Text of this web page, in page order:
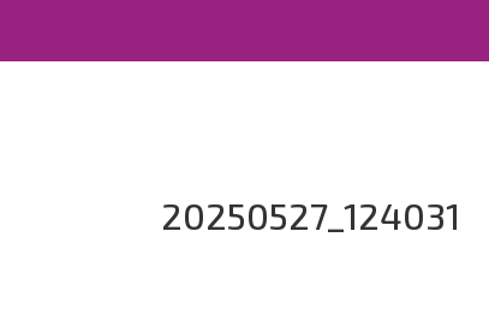
20250527_124031